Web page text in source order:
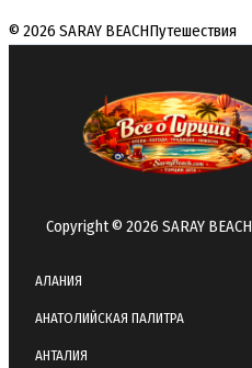
© 2026 SARAY BEACHПутешествия
Copyright © 2026 SARAY BEACH
АЛАНИЯ
АНАТОЛИЙСКАЯ ПАЛИТРА
АНТАЛИЯ